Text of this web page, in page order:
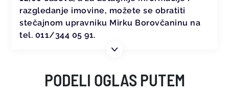
razgledanje imovine, možete se obratiti
stečajnom upravniku Mirku Borovčaninu na
tel. 011/344 05 91.
PODELI OGLAS PUTEM